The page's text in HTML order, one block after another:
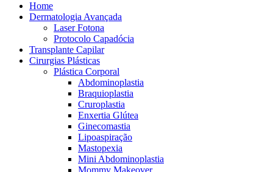
Home
Dermatologia Avançada
Laser Fotona
Protocolo Capadócia
Transplante Capilar
Cirurgias Plásticas
Plástica Corporal
Abdominoplastia
Braquioplastia
Cruroplastia
Enxertia Glútea
Ginecomastia
Lipoaspiração
Mastopexia
Mini Abdominoplastia
Mommy Makeover